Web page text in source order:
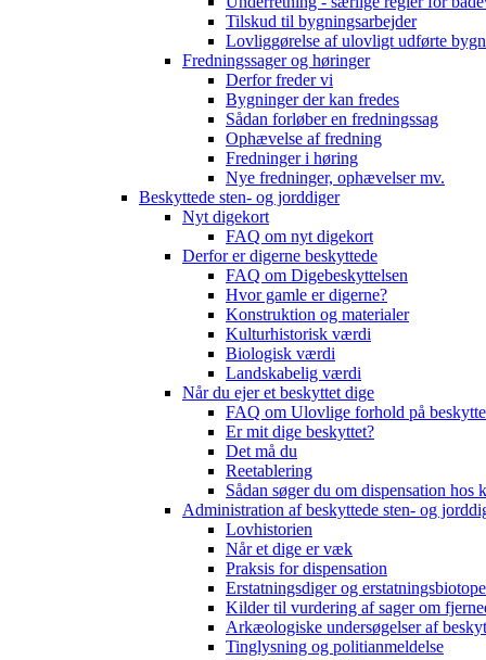
Tilskud til bygningsarbejder
Lovliggørelse af ulovligt udførte
Fredningssager og høringer
Derfor freder vi
Bygninger der kan fredes
Sådan forløber en fredningssag
Ophævelse af fredning
Fredninger i høring
Nye fredninger, ophævelser mv.
Beskyttede sten- og jorddiger
Nyt digekort
FAQ om nyt digekort
Derfor er digerne beskyttede
FAQ om Digebeskyttelsen
Hvor gamle er digerne?
Konstruktion og materialer
Kulturhistorisk værdi
Biologisk værdi
Landskabelig værdi
Når du ejer et beskyttet dige
FAQ om Ulovlige forhold på
Er mit dige beskyttet?
Det må du
Reetablering
Sådan søger du om dispensation hos
Administration af beskyttede sten- og
Lovhistorien
Når et dige er væk
Praksis for dispensation
Erstatningsdiger og
Kilder til vurdering af sager om
Arkæologiske undersøgelser af
Tinglysning og politianmeldelse